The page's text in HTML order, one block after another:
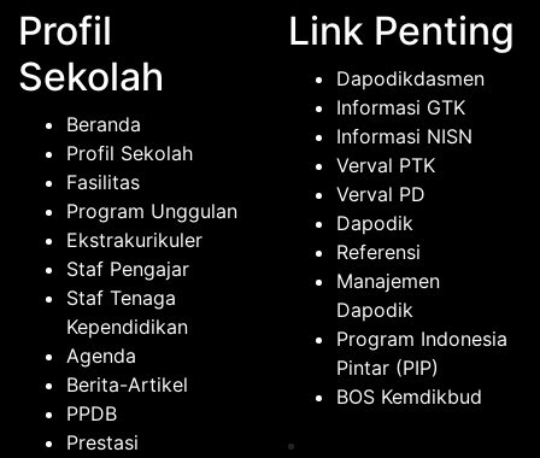
Profil
Sekolah
Beranda
Profil Sekolah
Fasilitas
Program Unggulan
Ekstrakurikuler
Staf Pengajar
Staf Tenaga
Kependidikan
Agenda
Berita-Artikel
PPDB
Prestasi
Link Penting
Dapodikdasmen
Informasi GTK
Informasi NISN
Verval PTK
Verval PD
Dapodik
Referensi
Manajemen
Dapodik
Program Indonesia
Pintar (PIP)
BOS Kemdikbud